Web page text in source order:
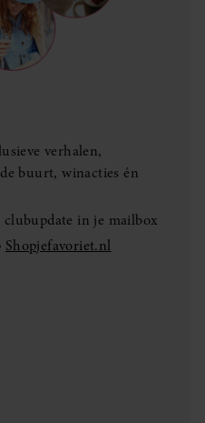
verhalen,
buurt, winacties én
in je mailbox
Shopjefavoriet.nl